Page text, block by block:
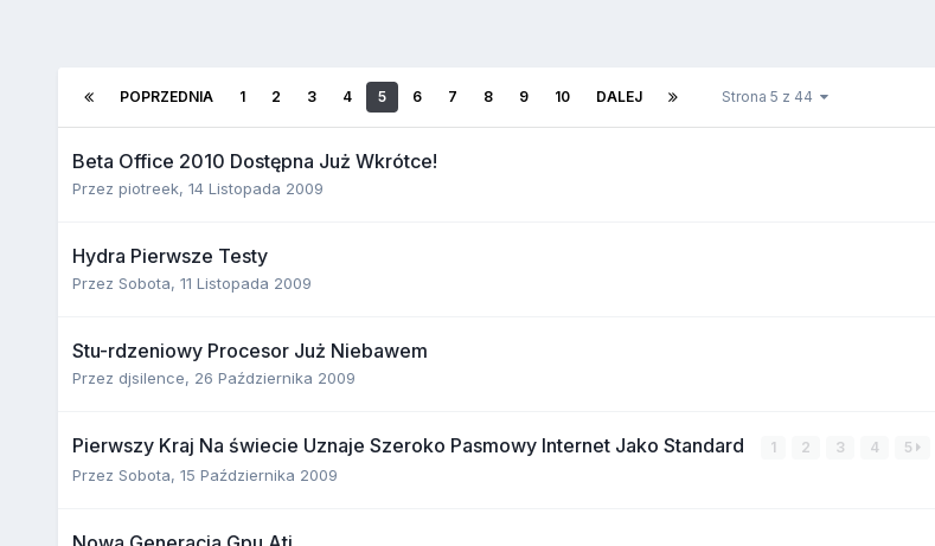
POPRZEDNIA 1 2 3 4 5 6 7 8 9 10 DALEJ Strona 5 z 44
Beta Office 2010 Dostępna Już Wkrótce!
Przez piotreek, 14 Listopada 2009
Hydra Pierwsze Testy
Przez Sobota, 11 Listopada 2009
Stu-rdzeniowy Procesor Już Niebawem
Przez djsilence, 26 Października 2009
Pierwszy Kraj Na świecie Uznaje Szeroko Pasmowy Internet Jako Standard 1 2 3 4 5
Przez Sobota, 15 Października 2009